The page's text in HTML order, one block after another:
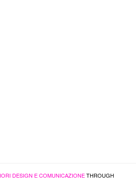
DESIGN E COMUNICAZIONETHROUGH